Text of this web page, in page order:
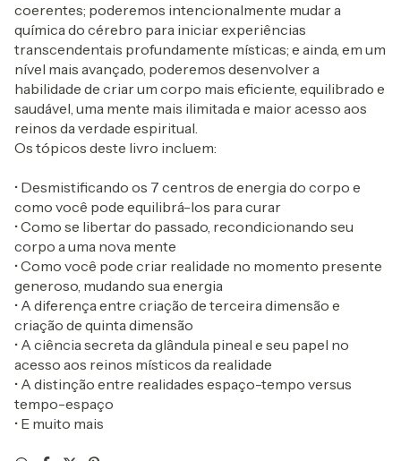
coerentes; poderemos intencionalmente mudar a
química do cérebro para iniciar experiências
transcendentais profundamente místicas; e ainda, em um
nível mais avançado, poderemos desenvolver a
habilidade de criar um corpo mais eficiente, equilibrado e
saudável, uma mente mais ilimitada e maior acesso aos
reinos da verdade espiritual.
Os tópicos deste livro incluem:
• Desmistificando os 7 centros de energia do corpo e
como você pode equilibrá-los para curar
• Como se libertar do passado, recondicionando seu
corpo a uma nova mente
• Como você pode criar realidade no momento presente
generoso, mudando sua energia
• A diferença entre criação de terceira dimensão e
criação de quinta dimensão
• A ciência secreta da glândula pineal e seu papel no
acesso aos reinos místicos da realidade
• A distinção entre realidades espaço-tempo versus
tempo-espaço
• E muito mais